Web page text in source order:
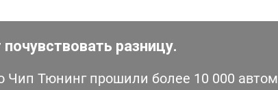
разницу.
Тюнинг прошили более 10 000